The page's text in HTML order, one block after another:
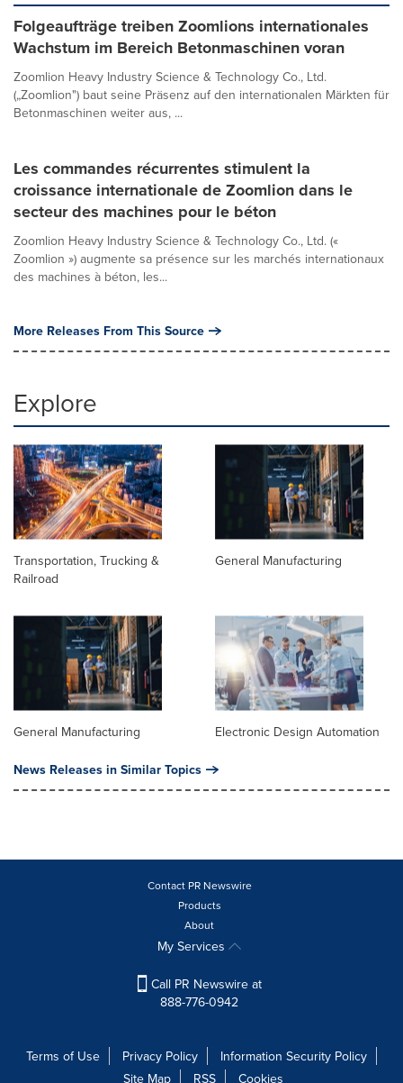
Folgeaufträge treiben Zoomlions internationales
Wachstum im Bereich Betonmaschinen voran
Zoomlion Heavy Industry Science & Technology Co., Ltd.
(„Zoomlion") baut seine Präsenz auf den internationalen Märkten für
Betonmaschinen weiter aus, ...
Les commandes récurrentes stimulent la
croissance internationale de Zoomlion dans le
secteur des machines pour le béton
Zoomlion Heavy Industry Science & Technology Co., Ltd. («
Zoomlion ») augmente sa présence sur les marchés internationaux
des machines à béton, les...
More Releases From This Source
Explore
Transportation, Trucking &
Railroad
General Manufacturing
General Manufacturing Electronic Design Automation
News Releases in Similar Topics
Contact PR Newswire
Products
About
My Services
Call PR Newswire at
888-776-0942
Terms of Use Privacy Policy
Information Security Policy
Site Map
RSS Cookies